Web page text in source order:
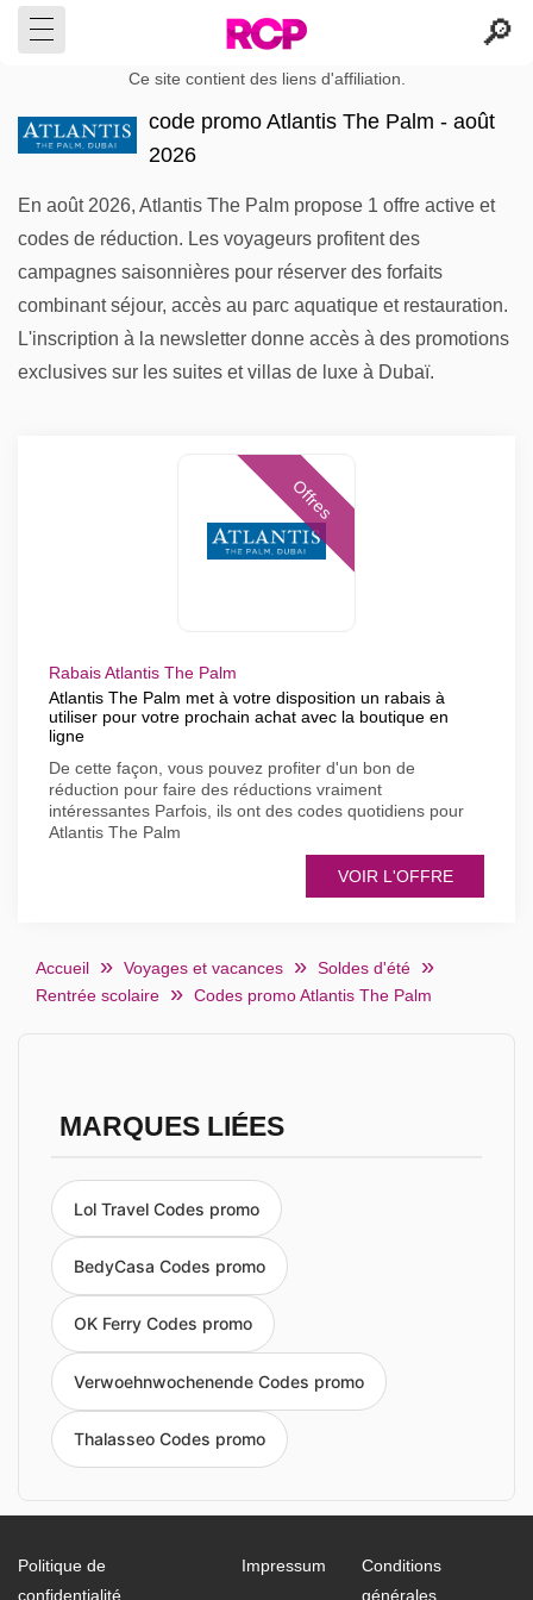
Ce site contient des liens d'affiliation.
code promo Atlantis The Palm - août
2026
En août 2026, Atlantis The Palm propose 1 offre active et
codes de réduction. Les voyageurs profitent des
campagnes saisonnières pour réserver des forfaits
combinant séjour, accès au parc aquatique et restauration.
L'inscription à la newsletter donne accès à des promotions
exclusives sur les suites et villas de luxe à Dubaï.
Offres
Rabais Atlantis The Palm
Atlantis The Palm met à votre disposition un rabais à
utiliser pour votre prochain achat avec la boutique en
ligne
De cette façon, vous pouvez profiter d'un bon de
réduction pour faire des réductions vraiment
intéressantes Parfois, ils ont des codes quotidiens pour
Atlantis The Palm
VOIR L'OFFRE
Accueil Voyages et vacances
Soldes d'été
Rentrée scolaire
Codes promo Atlantis The Palm
MARQUES LIÉES
Lol Travel Codes promo
BedyCasa Codes promo
OK Ferry Codes promo
Verwoehnwochenende Codes promo
Thalasseo Codes promo
Politique de
confidentialité
Impressum
Conditions
générales